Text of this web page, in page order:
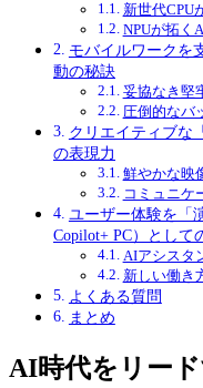
新世代CPU
NPUが拓く
モバイルワークを
動の秘訣
妥協なき堅
圧倒的なバ
クリエイティブな
の表現力
鮮やかな映
コミュニケ
ユーザー体験を「
Copilot+ PC）として
AIアシスタ
新しい働き
よくある質問
まとめ
AI時代をリー